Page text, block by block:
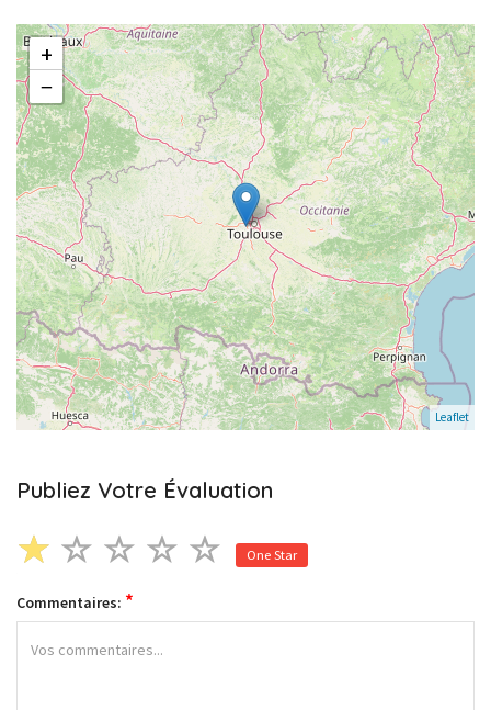
+
−
Leaflet
Publiez Votre Évaluation
One Star
Commentaires: *